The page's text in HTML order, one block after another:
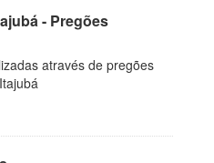
- Pregões
através de pregões